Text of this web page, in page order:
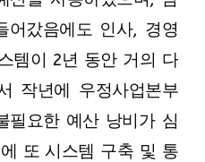
갔음에도 인사, 경영
템이 2년 동안 거의 다
작년에 우정사업본부
필요한 예산 낭비가 심
또 시스템 구축 및 통